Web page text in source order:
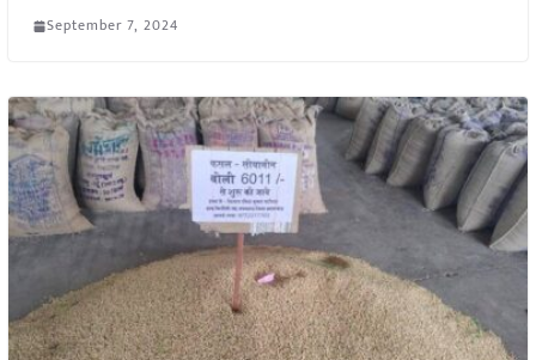
September 7, 2024